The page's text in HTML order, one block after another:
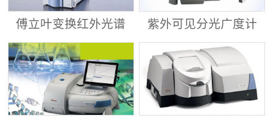
傅立叶变换红外光谱
仪 ALPHA II
紫外可见分光广度计
Evolution™ 201/220